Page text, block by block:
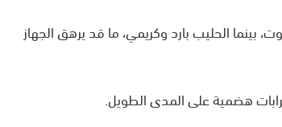
بينما الحليب بارد وكريمي، ما قد يرهق الجهاز
هضمية على المدى الطويل.